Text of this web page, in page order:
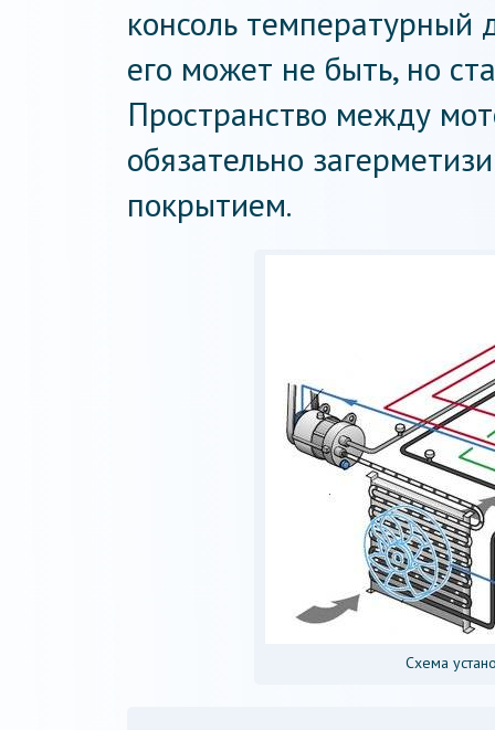
консоль температурный
его может не быть, но
Пространство между
обязательно
покрытием.
Схема